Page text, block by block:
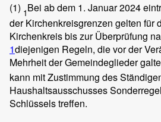
(1) 1Bei ab dem 1. Januar 2024
der Kirchenkreisgrenzen gelten für
Kirchenkreis bis zur Überprüfung
1diejenigen Regeln, die vor der
Mehrheit der Gemeindeglieder
kann mit Zustimmung des
Haushaltsausschusses
Schlüssels treffen.